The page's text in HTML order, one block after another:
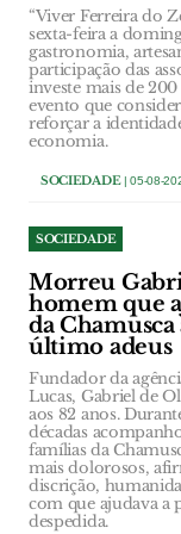
“Viver Ferreira do
sexta-feira a
gastronomia,
participação das
investe mais de
evento que
reforçar a
economia.
SOCIEDADE| 05-08-
SOCIEDADE
Morreu
homem que
da
último adeus
Fundador da
Lucas, Gabriel de
aos 82 anos.
décadas
famílias da
mais dolorosos,
discrição,
com que ajudava a
despedida.